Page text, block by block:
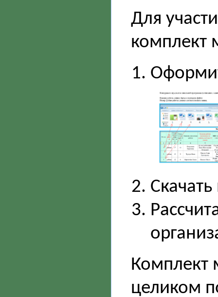
Для
комплект
Комплект
целиком